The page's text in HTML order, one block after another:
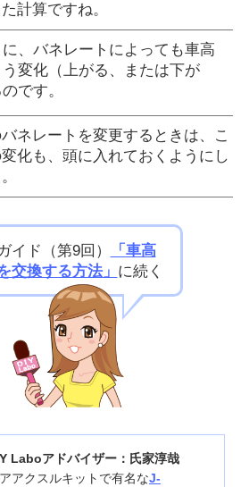
計算ですね。
、バネレートによっても車高
変化（上がる、または下が
です。
ネレートを変更するときは、こ
化も、頭に入れておくようにし
イド（第9回）
「車高
交換する方法」 に続く
Laboアドバイザー：氏家淳哉
アクスルキットで有名なJ-